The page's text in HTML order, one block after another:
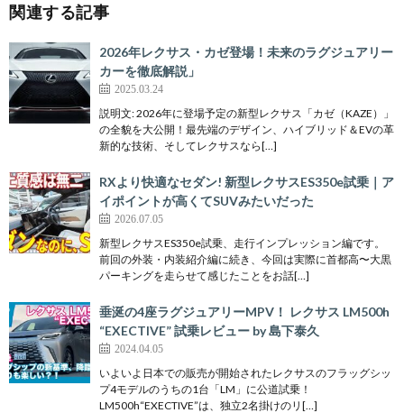
関連する記事
2026年レクサス・カゼ登場！未来のラグジュアリー
カーを徹底解説」
2025.03.24
説明文: 2026年に登場予定の新型レクサス「カゼ（KAZE）」
の全貌を大公開！最先端のデザイン、ハイブリッド＆EVの革
新的な技術、そしてレクサスなら[…]
RXより快適なセダン! 新型レクサスES350e試乗｜ア
イポイントが高くてSUVみたいだった
2026.07.05
新型レクサスES350e試乗、走行インプレッション編です。
前回の外装・内装紹介編に続き、今回は実際に首都高〜大黒
パーキングを走らせて感じたことをお話[…]
垂涎の4座ラグジュアリーMPV！ レクサス LM500h
“EXECTIVE” 試乗レビュー by 島下泰久
2024.04.05
いよいよ日本での販売が開始されたレクサスのフラッグシッ
プ4モデルのうちの1台「LM」に公道試乗！
LM500h“EXECTIVE”は、独立2名掛けのリ[…]